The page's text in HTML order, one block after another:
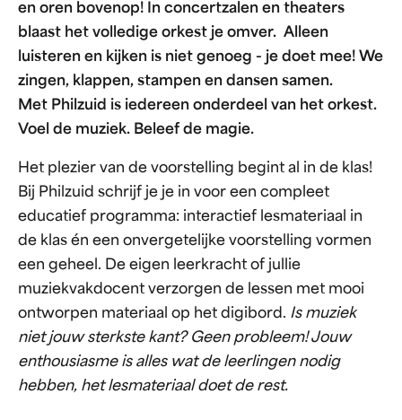
en oren bovenop! In concertzalen en theaters
blaast het volledige orkest je omver. Alleen
luisteren en kijken is niet genoeg - je doet mee! We
zingen, klappen, stampen en dansen samen.
Met Philzuid is iedereen onderdeel van het orkest.
Voel de muziek. Beleef de magie.
Het plezier van de voorstelling begint al in de klas!
Bij Philzuid schrijf je je in voor een compleet
educatief programma: interactief lesmateriaal in
de klas én een onvergetelijke voorstelling vormen
een geheel. De eigen leerkracht of jullie
muziekvakdocent verzorgen de lessen met mooi
ontworpen materiaal op het digibord. Is muziek
niet jouw sterkste kant? Geen probleem! Jouw
enthousiasme is alles wat de leerlingen nodig
hebben, het lesmateriaal doet de rest.